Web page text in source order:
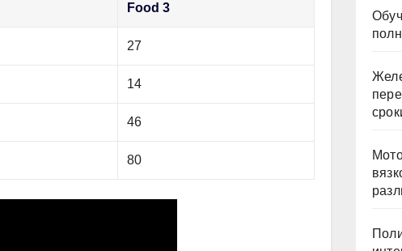
Food 3
27
14
46
80